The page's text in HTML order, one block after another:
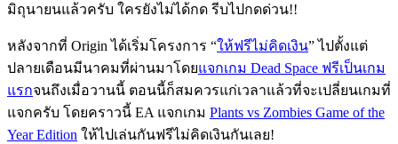
มิถุนายนแล้วครับ ใครยังไม่ได้กด รีบไปกดด่วน!!
หลังจากที่ Origin ได้เริ่มโครงการ “ให้ฟรีไม่คิดเงิน” ไปตั้งแต่
ปลายเดือนมีนาคมที่ผ่านมาโดยแจกเกม Dead Space ฟรีเป็นเกม
แรกจนถึงเมื่อวานนี้ ตอนนี้ก็สมควรแก่เวลาแล้วที่จะเปลี่ยนเกมที่
แจกครับ โดยคราวนี้ EA แจกเกม Plants vs Zombies Game of the
Year Edition ให้ไปเล่นกันฟรีไม่คิดเงินกันเลย!